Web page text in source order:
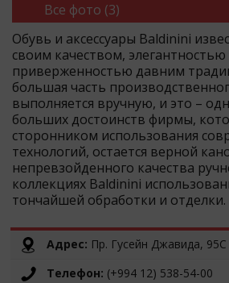
Все фото (3)
Обувь и аксессуары Baldinini
своим качеством,
приверженностью давним
большая часть
выполняется вручную, и это –
больших достоинств фирмы,
сторонником использования
технологий, остается верной
непревзойденного качества
коллекциях Baldinini
тончайшей обработки и отделки.
Адрес: Пр. Гусейн Джавида, 95С
Телефон: (+994 12) 538-54-00